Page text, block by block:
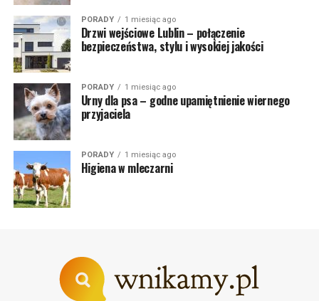
PORADY 1 miesiąc ago
Drzwi wejściowe Lublin – połączenie
bezpieczeństwa, stylu i wysokiej jakości
PORADY 1 miesiąc ago
Urny dla psa – godne upamiętnienie wiernego
przyjaciela
PORADY 1 miesiąc ago
Higiena w mleczarni